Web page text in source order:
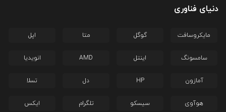
دنیای فناوری
مایکروسافت گوگل متا اپل
سامسونگ اینتل AMD انویدیا
آمازون HP دل تسلا
هوآوی سیسکو تلگرام ایکس